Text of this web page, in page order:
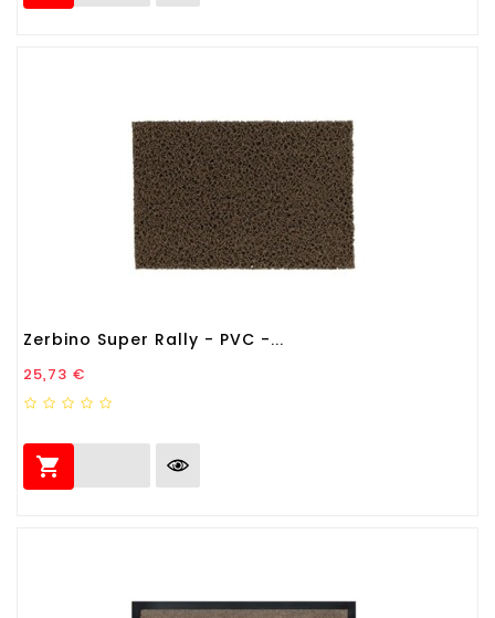
Zerbino Super Rally - PVC -...
Prezzo
25,73 €
